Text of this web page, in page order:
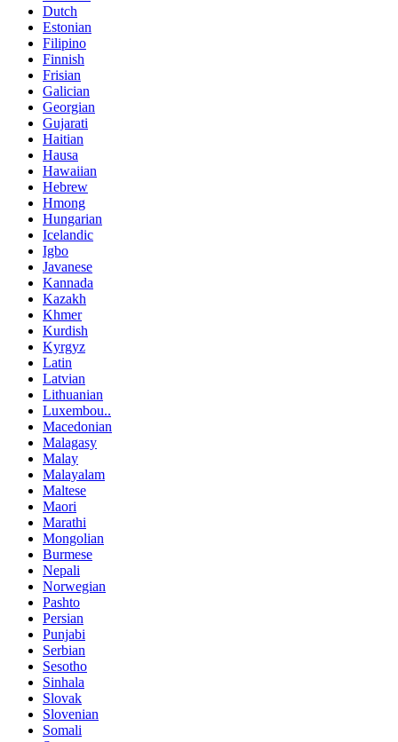
Dutch
Estonian
Filipino
Finnish
Frisian
Galician
Georgian
Gujarati
Haitian
Hausa
Hawaiian
Hebrew
Hmong
Hungarian
Icelandic
Igbo
Javanese
Kannada
Kazakh
Khmer
Kurdish
Kyrgyz
Latin
Latvian
Lithuanian
Luxembou..
Macedonian
Malagasy
Malay
Malayalam
Maltese
Maori
Marathi
Mongolian
Burmese
Nepali
Norwegian
Pashto
Persian
Punjabi
Serbian
Sesotho
Sinhala
Slovak
Slovenian
Somali